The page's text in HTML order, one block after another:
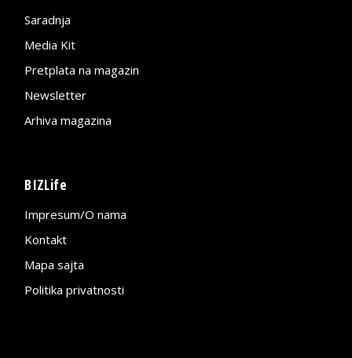
Saradnja
Media Kit
Pretplata na magazin
Newsletter
Arhiva magazina
BIZLife
Impresum/O nama
Kontakt
Mapa sajta
Politika privatnosti